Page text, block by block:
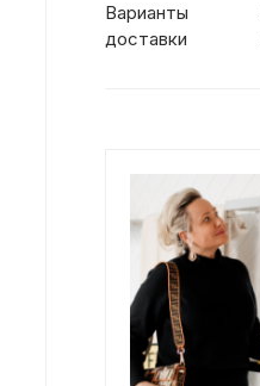
Варианты
доставки